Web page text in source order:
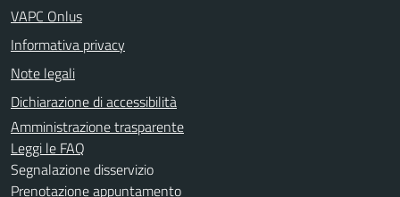
VAPC Onlus
Informativa privacy
Note legali
Dichiarazione di accessibilità
Amministrazione trasparente
Leggi le FAQ
Segnalazione disservizio
Prenotazione appuntamento